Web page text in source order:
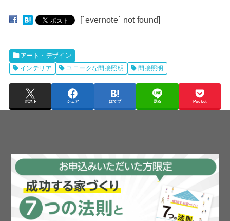
[`evernote` not found]
アート・デザイン
インテリア
ユニークな間接照明 間接照明
ポスト シェア はてブ 送る Pocket